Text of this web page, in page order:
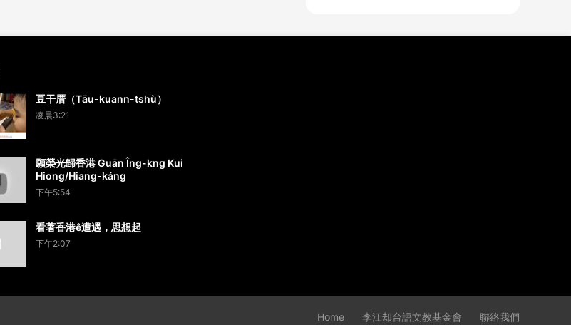
豆干厝（Tāu-kuann-tshù）
凌晨3:21
願榮光歸香港 Guān Îng-kng Kui
Hiong/Hiang-káng
下午5:54
看著香港ê遭遇，思想起
下午2:07
Home 李江却台語文教基金會 聯絡我們